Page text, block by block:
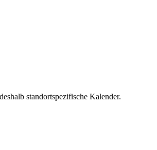
standortspezifische Kalender.